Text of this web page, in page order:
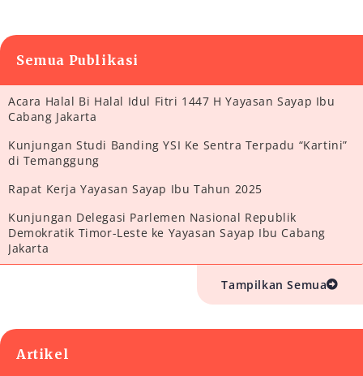
Semua Publikasi
Acara Halal Bi Halal Idul Fitri 1447 H Yayasan Sayap Ibu
Cabang Jakarta
Kunjungan Studi Banding YSI Ke Sentra Terpadu “Kartini”
di Temanggung
Rapat Kerja Yayasan Sayap Ibu Tahun 2025
Kunjungan Delegasi Parlemen Nasional Republik
Demokratik Timor-Leste ke Yayasan Sayap Ibu Cabang
Jakarta
Tampilkan Semua
Artikel